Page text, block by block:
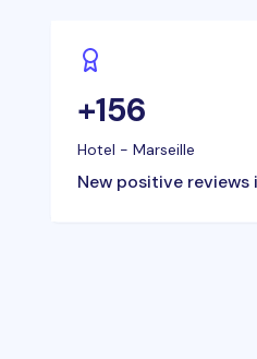
+156
Hotel - Marseille
New positive